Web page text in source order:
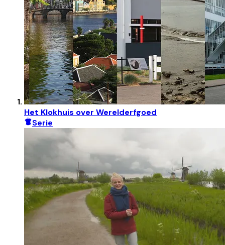
Het Klokhuis over Werelderfgoed
Serie